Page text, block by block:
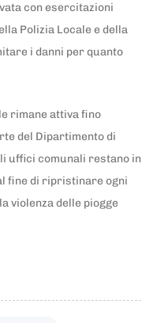
con esercitazioni
Polizia Locale e della
i danni per quanto
rimane attiva fino
del Dipartimento di
uffici comunali restano in
fine di ripristinare ogni
violenza delle piogge